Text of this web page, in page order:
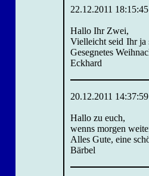
22.12.2011 18:15:45
Hallo Ihr Zwei,
Vielleicht seid Ihr ja
Gesegnetes
Eckhard
20.12.2011 14:37:59
Hallo zu euch,
wenns morgen
Alles Gute, eine
Bärbel